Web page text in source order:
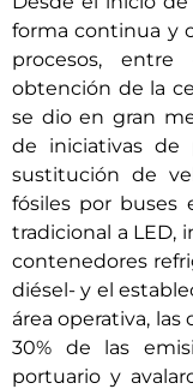
forma continua y
procesos,
obtención de la
se dio en gran
de iniciativas de
sustitución de
fósiles por buses
tradicional a LED,
contenedores
diésel- y el
área operativa,
30% de las
portuario y